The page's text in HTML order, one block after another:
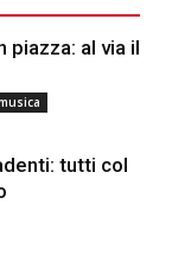
piazza: al via il
tutti col